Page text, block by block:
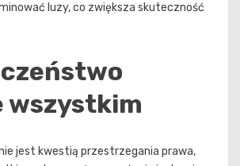
luzy, co zwiększa skuteczność
wszystkim
jest kwestią przestrzegania prawa,